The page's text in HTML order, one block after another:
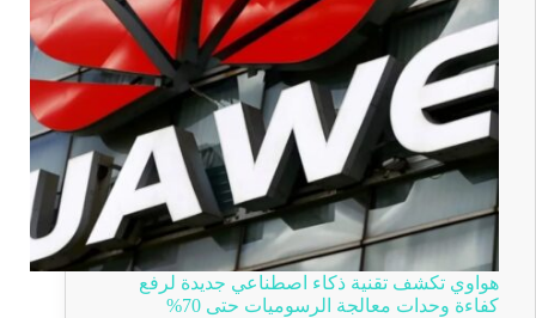
هواوي تكشف تقنية ذكاء اصطناعي جديدة لرفع
كفاءة وحدات معالجة الرسوميات حتى 70%